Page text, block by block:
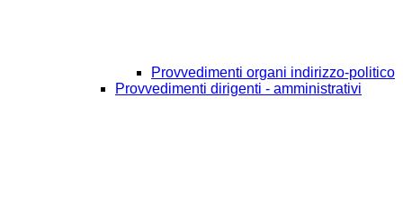
Provvedimenti organi indirizzo-politico
Provvedimenti dirigenti - amministrativi